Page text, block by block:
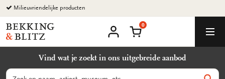
Ga
naar
content
Milieuvriendelijke producten
Bekking
&
B.V.
account
Winkelmand
0
Vind wat je zoekt in ons uitgebreide aanbod
Zoeken